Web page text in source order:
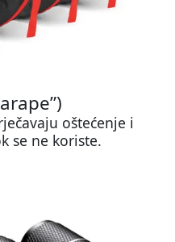
oštećenje i
se ne koriste.